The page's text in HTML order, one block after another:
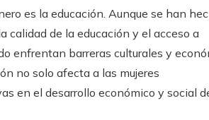
es la educación. Aunque se han
calidad de la educación y el acceso a
enfrentan barreras culturales y
no solo afecta a las mujeres
en el desarrollo económico y social